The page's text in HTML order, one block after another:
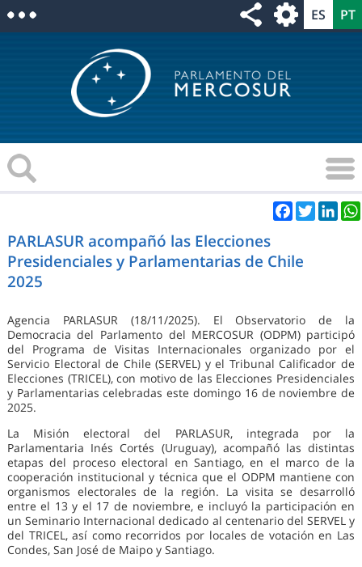
Facebook
Twitter
PARLASUR acompañó las Elecciones
Presidenciales y Parlamentarias de Chile
2025
Agencia PARLASUR (18/11/2025). El Observatorio de la
Democracia del Parlamento del MERCOSUR (ODPM) participó
del Programa de Visitas Internacionales organizado por el
Servicio Electoral de Chile (SERVEL) y el Tribunal Calificador de
Elecciones (TRICEL), con motivo de las Elecciones Presidenciales
y Parlamentarias celebradas este domingo 16 de noviembre de
2025.
La Misión electoral del PARLASUR, integrada por la
Parlamentaria Inés Cortés (Uruguay), acompañó las distintas
etapas del proceso electoral en Santiago, en el marco de la
cooperación institucional y técnica que el ODPM mantiene con
organismos electorales de la región. La visita se desarrolló
entre el 13 y el 17 de noviembre, e incluyó la participación en
un Seminario Internacional dedicado al centenario del SERVEL y
del TRICEL, así como recorridos por locales de votación en Las
Condes, San José de Maipo y Santiago.